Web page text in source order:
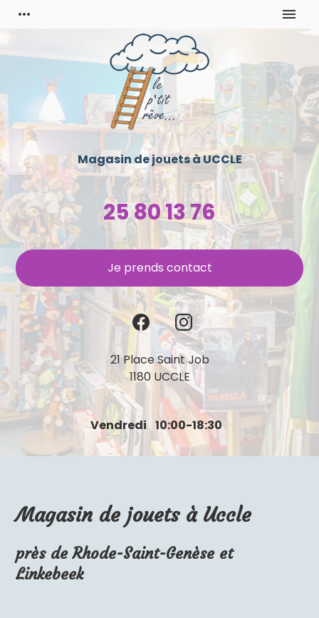
more_horiz menu
Magasin de jouets àUCCLE
25 80 13 76
Je prends contact
21 Place Saint Job
1180 UCCLE
Vendredi 10:00-18:30
Magasin de jouets à Uccle
près de Rhode-Saint-Genèse et
Linkebeek